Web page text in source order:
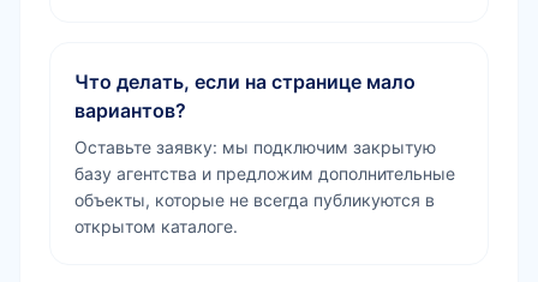
Что делать, если на странице мало
вариантов?
Оставьте заявку: мы подключим закрытую
базу агентства и предложим дополнительные
объекты, которые не всегда публикуются в
открытом каталоге.